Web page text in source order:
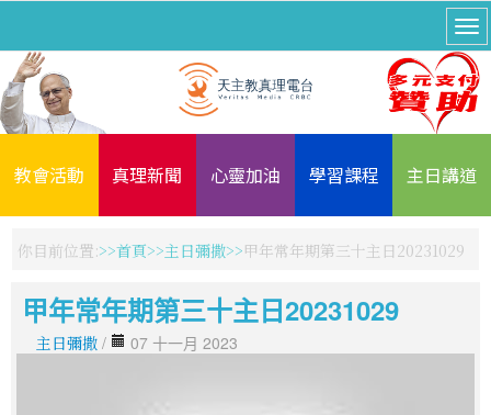
教會活動 真理新聞 心靈加油 學習課程 主日講道
你目前位置: 首頁 主日彌撒 甲年常年期第三十主日20231029
甲年常年期第三十主日20231029
主日彌撒 / 07 十一月 2023